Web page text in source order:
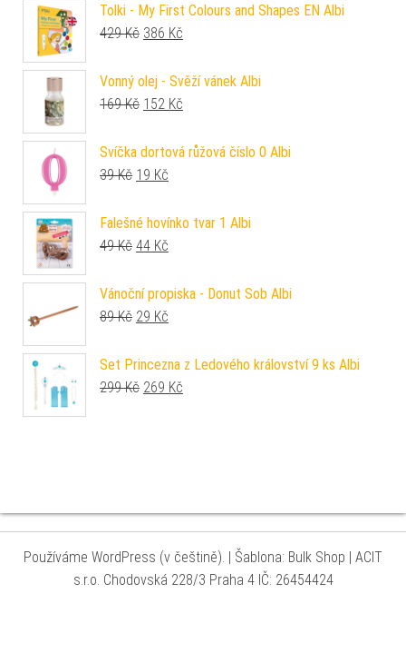
Tolki - My First Colours and Shapes EN Albi
429Kč Původní cena byla: 429 Kč.
386 Kč
Vonný olej - Svěží vánek Albi
169Kč Původní cena byla: 169 Kč.
152 Kč
Svíčka dortová růžová číslo 0 Albi
39Kč Původní cena byla: 39 Kč.
19 Kč
Falešné hovínko tvar 1 Albi
49Kč Původní cena byla: 49 Kč.
44 Kč
Vánoční propiska - Donut Sob Albi
89Kč Původní cena byla: 89 Kč.
29 Kč
Set Princezna z Ledového království 9 ks Albi
299Kč Původní cena byla: 299 Kč.
269 Kč
Používáme WordPress (v češtině). | Šablona: Bulk Shop | ACIT
s.r.o. Chodovská 228/3 Praha 4 IČ: 26454424